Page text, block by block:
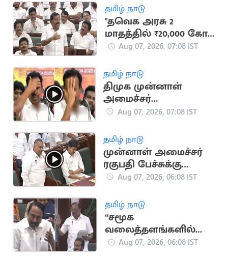
தமிழ் நாடு
"தவெக அரசு 2
மாதத்தில் ₹20,000 கோடி
கடன் வாங்கியுள்ளது" -
Aug 07, 2026, 07:08 IST
தமிழ் நாடு
திமுக முன்னாள்
அமைச்சர்
பொன்முடிக்கு எதிராக
பிடிவாரண்ட் வாபஸ்
Aug 07, 2026, 07:08 IST
தமிழ் நாடு
முன்னாள் அமைச்சர்
ரகுபதி பேச்சுக்கு
புஸ்ஸி ஆன்ந்த்
Aug 07, 2026, 06:08 IST
தமிழ் நாடு
“சமூக
வலைத்தளங்களில்
பொய்யா போட்டு தான்
Aug 07, 2026, 06:08 IST